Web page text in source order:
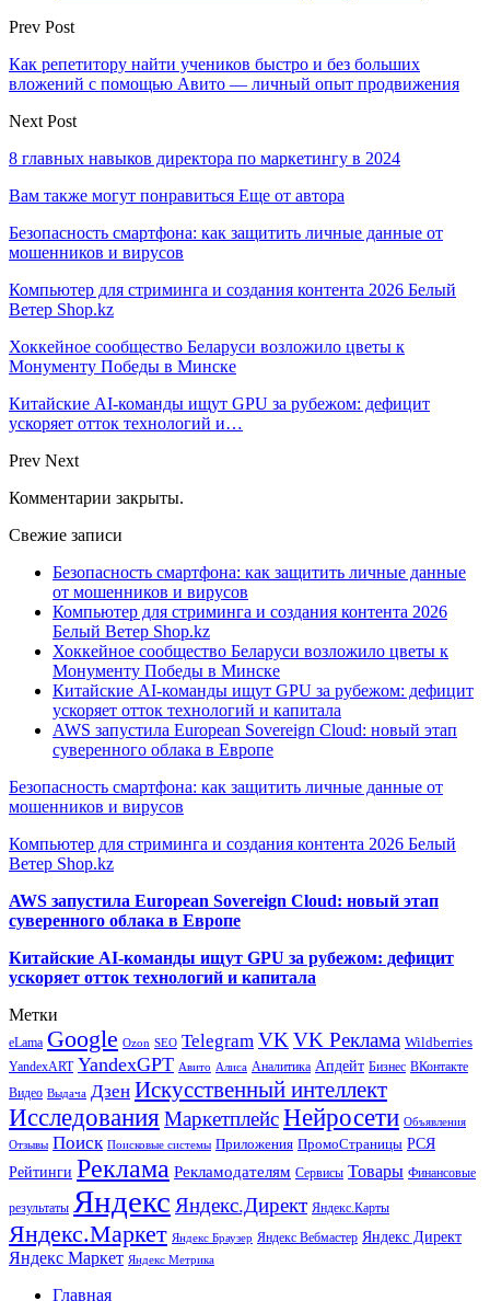
Prev Post
Как репетитору найти учеников быстро и без больших
вложений с помощью Авито — личный опыт продвижения
Next Post
8 главных навыков директора по маркетингу в 2024
Вам также могут понравиться Еще от автора
Безопасность смартфона: как защитить личные данные от
мошенников и вирусов
Компьютер для стриминга и создания контента 2026 Белый
Ветер Shop.kz
Хоккейное сообщество Беларуси возложило цветы к
Монументу Победы в Минске
Китайские AI-команды ищут GPU за рубежом: дефицит
ускоряет отток технологий и…
Prev Next
Комментарии закрыты.
Свежие записи
Безопасность смартфона: как защитить личные данные
от мошенников и вирусов
Компьютер для стриминга и создания контента 2026
Белый Ветер Shop.kz
Хоккейное сообщество Беларуси возложило цветы к
Монументу Победы в Минске
Китайские AI-команды ищут GPU за рубежом: дефицит
ускоряет отток технологий и капитала
AWS запустила European Sovereign Cloud: новый этап
суверенного облака в Европе
Безопасность смартфона: как защитить личные данные от
мошенников и вирусов
Компьютер для стриминга и создания контента 2026 Белый
Ветер Shop.kz
AWS запустила European Sovereign Cloud: новый этап
суверенного облака в Европе
Китайские AI-команды ищут GPU за рубежом: дефицит
ускоряет отток технологий и капитала
Метки
eLama Google Ozon SEO Telegram VK VK Реклама Wildberries
YandexART YandexGPT Авито Алиса Аналитика Апдейт Бизнес ВКонтакте
Видео Выдача Дзен Искусственный интеллект
Исследования МаркетплейсНейросети Объявления
Отзывы Поиск Поисковые системы Приложения ПромоСтраницы РСЯ
Рейтинги Реклама Рекламодателям Сервисы Товары Финансовые
результаты Яндекс Яндекс.Директ Яндекс.Карты
Яндекс.Маркет Яндекс Браузер Яндекс Вебмастер Яндекс Директ
Яндекс Маркет Яндекс Метрика
Главная